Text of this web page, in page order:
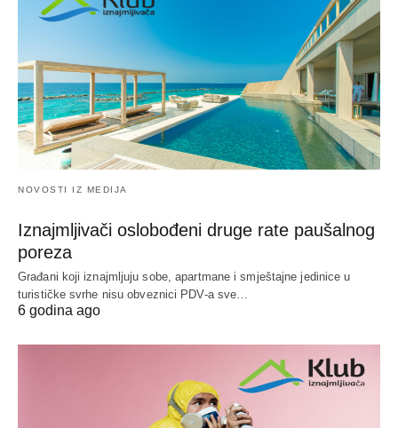
NOVOSTI IZ MEDIJA
Iznajmljivači oslobođeni druge rate paušalnog
poreza
Građani koji iznajmljuju sobe, apartmane i smještajne jedinice u
turističke svrhe nisu obveznici PDV-a sve…
6 godina ago